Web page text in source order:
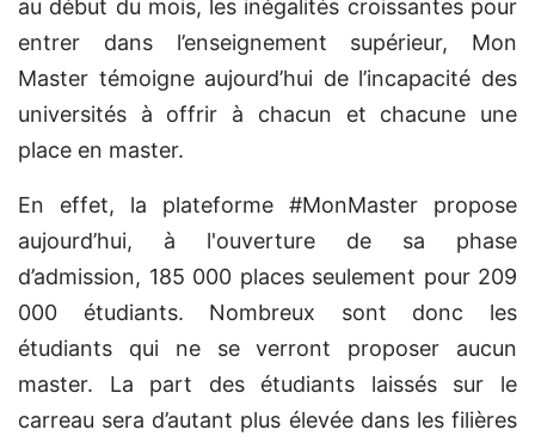
au début du mois, les inégalités croissantes pour
entrer dans l’enseignement supérieur, Mon
Master témoigne aujourd’hui de l’incapacité des
universités à offrir à chacun et chacune une
place en master.
En effet, la plateforme #MonMaster propose
aujourd’hui, à l'ouverture de sa phase
d’admission, 185 000 places seulement pour 209
000 étudiants. Nombreux sont donc les
étudiants qui ne se verront proposer aucun
master. La part des étudiants laissés sur le
carreau sera d’autant plus élevée dans les filières